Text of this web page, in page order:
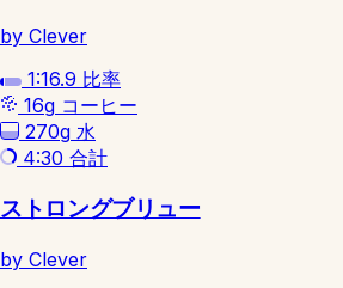
by Clever
1:16.9 比率
16g コーヒー
270g 水
4:30 合計
ストロングブリュー
by Clever